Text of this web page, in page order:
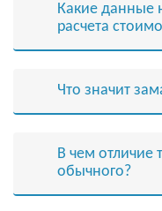
Какие данные
расчета
Что значит
В чем отличие
обычного?